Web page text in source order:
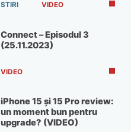
STIRI VIDEO
Connect – Episodul 3
(25.11.2023)
VIDEO
iPhone 15 și 15 Pro review:
un moment bun pentru
upgrade? (VIDEO)